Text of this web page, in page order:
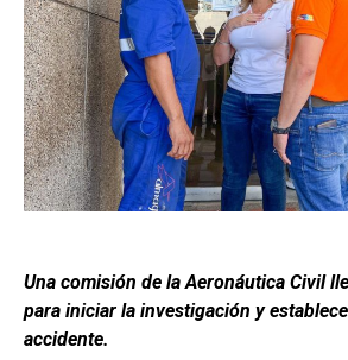
Una comisión de la Aeronáutica Civil
para iniciar la investigación y
accidente.